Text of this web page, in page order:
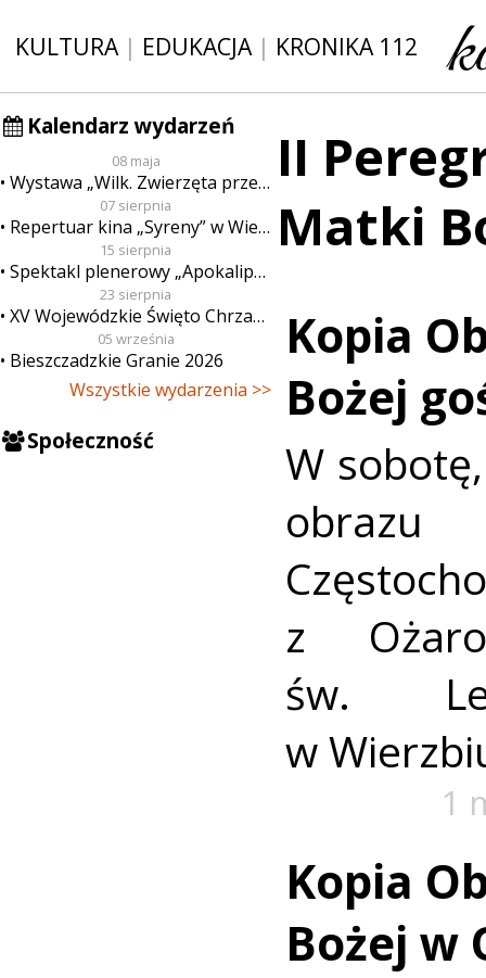
KULTURA| EDUKACJA| KRONIKA 112
Kalendarz wydarzeń
08 maja
Wystawa „Wilk. Zwierzęta przeklęte”
07 sierpnia
Repertuar kina „Syreny” w Wieluniu w dn. od 7 do 13 sierpnia
15 sierpnia
Spektakl plenerowy „Apokalipsa”
23 sierpnia
XV Wojewódzkie Święto Chrzanu
05 września
Bieszczadzkie Granie 2026
Wszystkie wydarzenia >>
Społeczność
II
Matki
Kopia
Bożej
W
z
św.
w
1
Kopia
Bożej w